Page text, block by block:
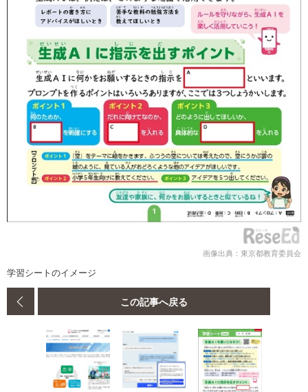
画像出典：東京都教育委員会
学習シートのイメージ
この記事へ戻る